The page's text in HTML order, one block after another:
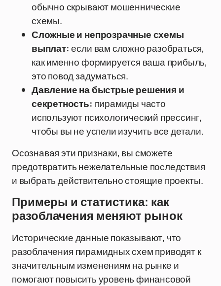
обычно скрывают мошеннические
схемы.
Сложные и непрозрачные схемы
выплат:если вам сложно разобраться,
как именно формируется ваша прибыль,
это повод задуматься.
Давление на быстрые решения и
секретность: пирамиды часто
используют психологический прессинг,
чтобы вы не успели изучить все детали.
Осознавая эти признаки, вы сможете
предотвратить нежелательные последствия
и выбрать действительно стоящие проекты.
Примеры и статистика: как
разоблачения меняют рынок
Исторические данные показывают, что
разоблачения пирамидных схем приводят к
значительным изменениям на рынке и
помогают повысить уровень финансовой